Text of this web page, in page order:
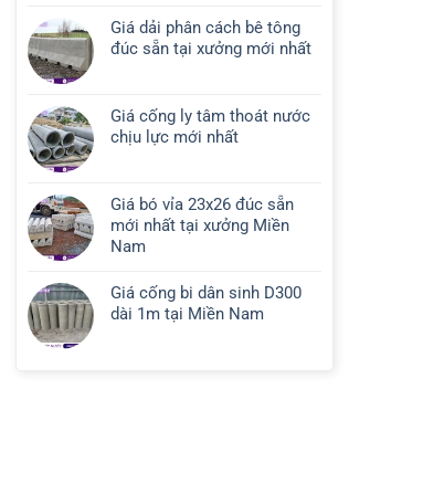
Giá dải phân cách bê tông
đúc sẵn tại xưởng mới nhất
Giá cống ly tâm thoát nước
chịu lực mới nhất
Giá bó vỉa 23x26 đúc sẵn
mới nhất tại xưởng Miền
Nam
Giá cống bi dân sinh D300
dài 1m tại Miền Nam